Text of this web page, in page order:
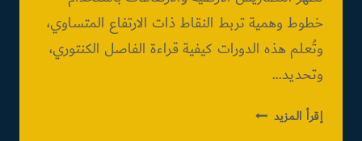
خطوط وهمية تربط النقاط ذات الارتفاع المتساوي،
وتُعلم هذه الدورات كيفية قراءة الفاصل الكنتوري،
وتحديد…
إقرأ المزيد دورة